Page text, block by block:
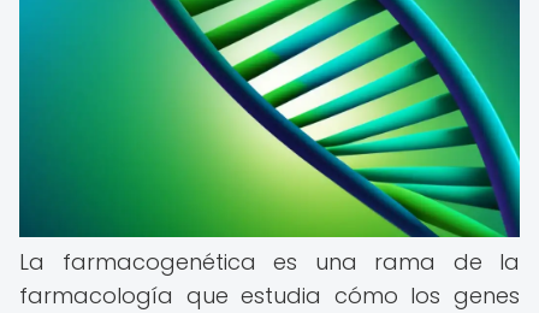
La farmacogenética es una rama de la
farmacología que estudia cómo los genes